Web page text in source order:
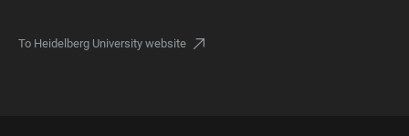
To Heidelberg University website